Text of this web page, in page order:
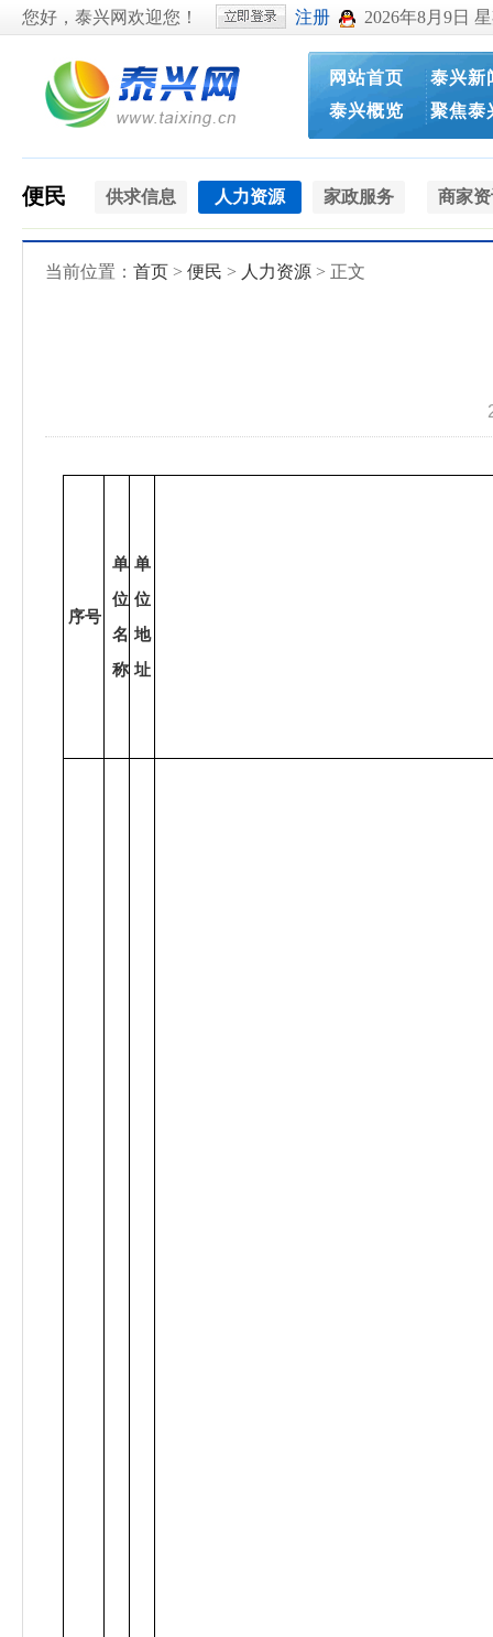
您好，泰兴网欢迎您！ 注册 2026年8月9日
网站首页
泰兴概览
泰兴新
聚焦泰
便民 供求信息 人力资源 家政服务 商家
当前位置： 首页 > 便民 > 人力资源 > 正文
序号
单
位
名
称
单
位
地
址